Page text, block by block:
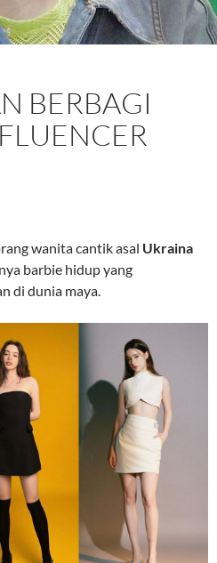
BERBAGI
wanita cantik asal Ukraina
barbie hidup yang
di dunia maya.